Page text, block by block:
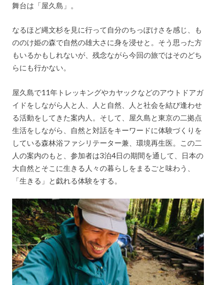
舞台は「屋久島」。
なるほど縄文杉を見に行って自分のちっぽけさを感じ、も
ののけ姫の森で自然の雄大さに身を浸せと。そう思った方
もいるかもしれないが、残念ながら今回の旅ではそのどち
らにも行かない。
屋久島で11年トレッキングやカヤックなどのアウトドアガ
イドをしながら人と人、人と自然、人と社会を結び逢わせ
る活動をしてきた案内人。そして、屋久島と東京の二拠点
生活をしながら、自然と対話をキーワードに体験づくりを
している森林浴ファシリテーター兼、環境再生医。この二
人の案内のもと、参加者は3泊4日の期間を通して、日本の
大自然とそこに生きる人々の暮らしをまるごと味わう、
「生きる」と戯れる体験をする。